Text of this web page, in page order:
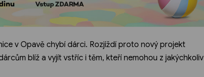
v Opavě chybí dárci. Rozjíždí proto nový projekt
blíž a vyjít vstříc i těm, kteří nemohou z jakýchkoliv